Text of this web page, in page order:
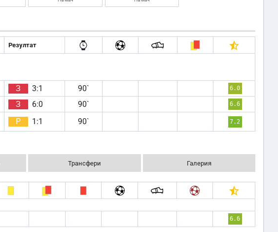
Резултат
З 3:1 90` 6.0
З 6:0 90` 6.6
Р 1:1 90` 7.2
Трансфери Галерия
6.6